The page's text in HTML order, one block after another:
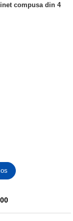
compusa din 4